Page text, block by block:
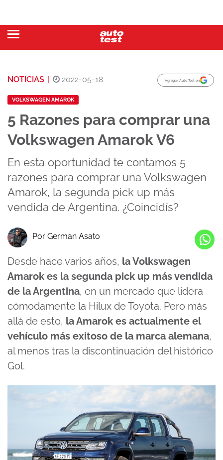
NOTICIAS | 2022-05-18 Agregar Auto Test en
VOLKSWAGEN AMAROK
5 Razones para comprar una
Volkswagen Amarok V6
En esta oportunidad te contamos 5
razones para comprar una Volkswagen
Amarok, la segunda pick up más
vendida de Argentina. ¿Coincidís?
Por German Asato
Desde hace varios años, la Volkswagen
Amarok es la segunda pick up más vendida
de la Argentina, en un mercado que lidera
cómodamente la Hilux de Toyota. Pero más
allá de esto, la Amarok es actualmente el
vehículo más exitoso de la marca alemana,
al menos tras la discontinuación del histórico
Gol.